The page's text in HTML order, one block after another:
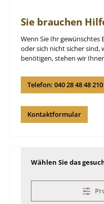
Sie brauchen
Wenn Sie Ihr
oder sich nicht sicher sind,
benötigen, stehen wir
Telefon: 040 28 48 48 210
Kontaktformular
Wählen Sie das